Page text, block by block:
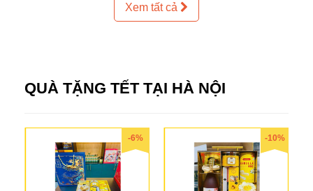
Xem tất cả
QUÀ TẶNG TẾT TẠI HÀ NỘI
-6% -10%